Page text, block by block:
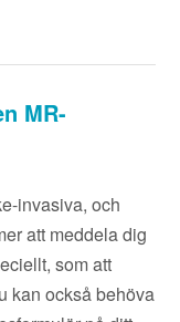
MR-
invasiva, och
att meddela dig
som att
kan också behöva